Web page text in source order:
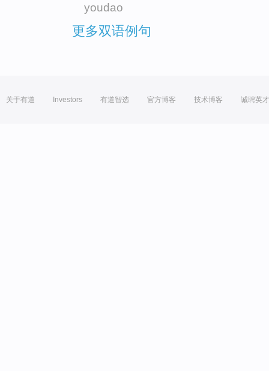
youdao
更多双语例句
关于有道 Investors 有道智选 官方博客 技术博客 诚聘英才